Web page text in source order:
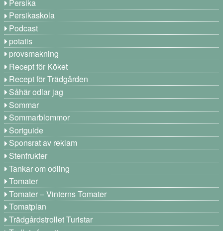
Persika
Persikaskola
Podcast
potatis
provsmakning
Recept för Köket
Recept för Trädgården
Såhär odlar jag
Sommar
Sommarblommor
Sortguide
Sponsrat av reklam
Stenfrukter
Tankar om odling
Tomater
Tomater – Vinterns Tomater
Tomatplan
Trädgårdstrollet Turistar